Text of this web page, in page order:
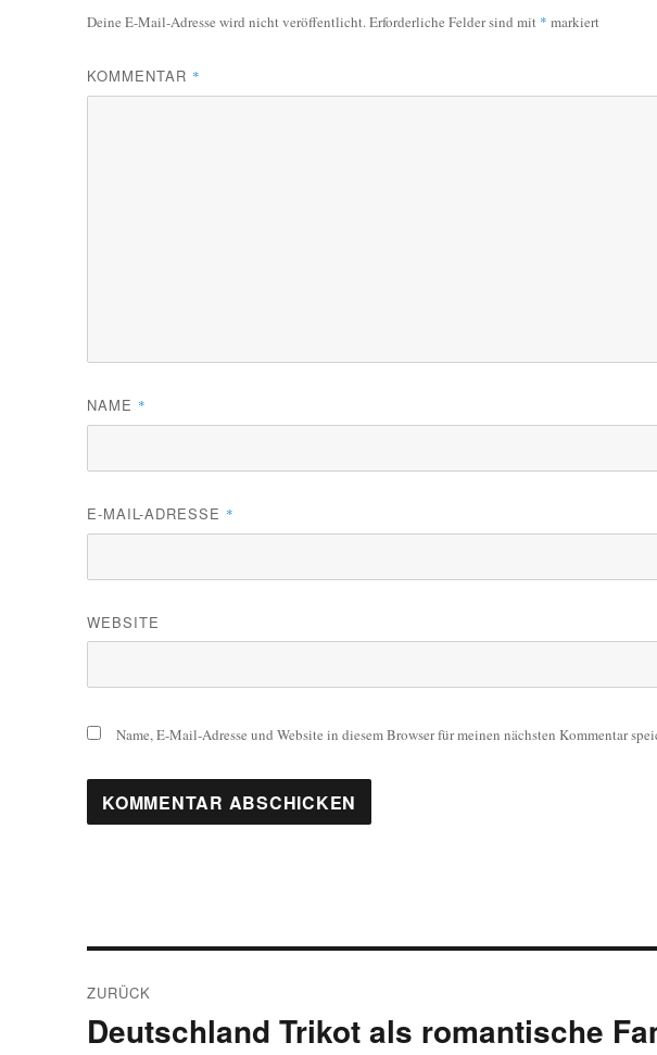
Deine E-Mail-Adresse wird nicht veröffentlicht.Erforderliche Felder sind mit * markiert
KOMMENTAR *
NAME *
E-MAIL-ADRESSE *
WEBSITE
Name, E-Mail-Adresse und Website in diesem Browser für meinen nächsten Kommentar
ZURÜCK
Vorheriger
Deutschland Trikot als romantische